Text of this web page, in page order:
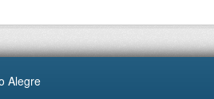
Alegre